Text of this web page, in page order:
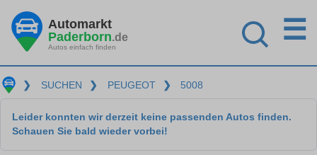
Automarkt
Paderborn.de
Autos einfach finden
☰
❯ SUCHEN ❯ PEUGEOT ❯ 5008
Leider konnten wir derzeit keine passenden Autos finden.
Schauen Sie bald wieder vorbei!